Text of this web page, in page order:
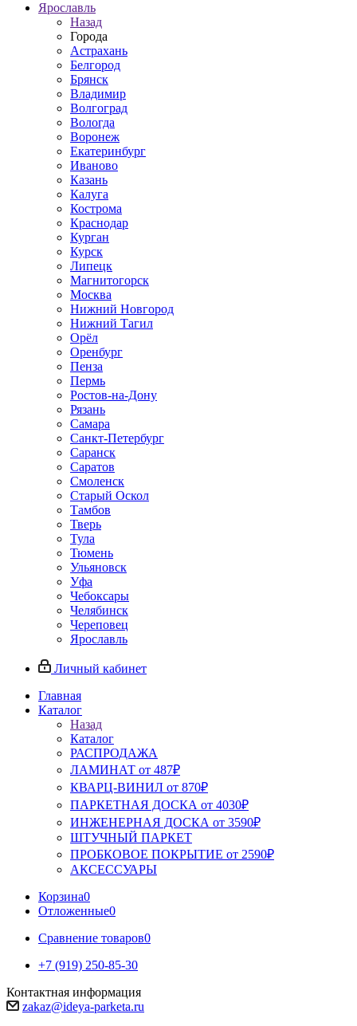
Ярославль
Назад
Города
Астрахань
Белгород
Брянск
Владимир
Волгоград
Вологда
Воронеж
Екатеринбург
Иваново
Казань
Калуга
Кострома
Краснодар
Курган
Курск
Липецк
Магнитогорск
Москва
Нижний Новгород
Нижний Тагил
Орёл
Оренбург
Пенза
Пермь
Ростов‑на‑Дону
Рязань
Самара
Санкт‑Петербург
Саранск
Саратов
Смоленск
Старый Оскол
Тамбов
Тверь
Тула
Тюмень
Ульяновск
Уфа
Чебоксары
Челябинск
Череповец
Ярославль
Личный кабинет
Главная
Каталог
Назад
Каталог
РАСПРОДАЖА
ЛАМИНАТ от 487₽
КВАРЦ-ВИНИЛ от 870₽
ПАРКЕТНАЯ ДОСКА от 4030₽
ИНЖЕНЕРНАЯ ДОСКА от 3590₽
ШТУЧНЫЙ ПАРКЕТ
ПРОБКОВОЕ ПОКРЫТИЕ от 2590₽
АКСЕССУАРЫ
Корзина0
Отложенные0
Сравнение товаров0
+7 (919) 250-85-30
Контактная информация
zakaz@ideya-parketa.ru